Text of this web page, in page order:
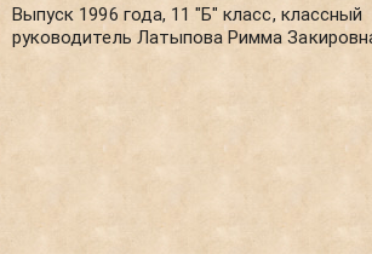
Выпуск 1996 года, 11 "Б" класс, классный
руководитель Латыпова Римма